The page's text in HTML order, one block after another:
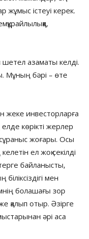
істеуі керек.
азаматы келді.
Мұның бәрі – өте
жеке инвесторларға
көрікті жерлер
жоғары. Осы
ел жоқ секілді
байланысты,
мен
болашағы зор
қалып отыр. Әзірге
әрі аса